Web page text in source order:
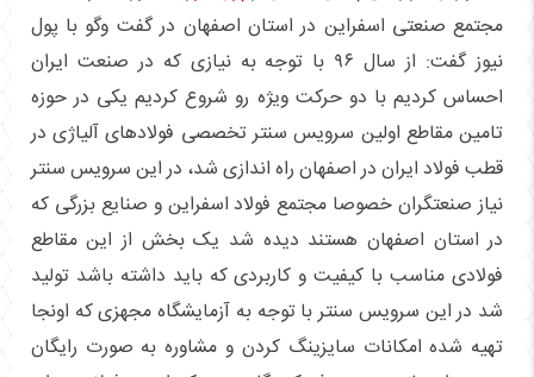
مجتمع صنعتی اسفراین در استان اصفهان در گفت وگو با پول
نیوز گفت: از سال ۹۶ با توجه به نیازی که در صنعت ایران
احساس کردیم با دو حرکت ویژه رو شروع کردیم یکی در حوزه
تامین مقاطع اولین سرویس سنتر تخصصی فولاد‌های آلیاژی در
قطب فولاد ایران در اصفهان راه اندازی شد، در این سرویس سنتر
نیاز صنعتگران خصوصا مجتمع فولاد اسفراین و صنایع بزرگی که
در استان اصفهان هستند دیده شد یک بخش از این مقاطع
فولادی مناسب با کیفیت و کاربردی که باید داشته باشد تولید
شد در این سرویس سنتر با توجه به آزمایشگاه مجهزی که اونجا
تهیه شده امکانات سایزینگ کردن و مشاوره به صورت رایگان